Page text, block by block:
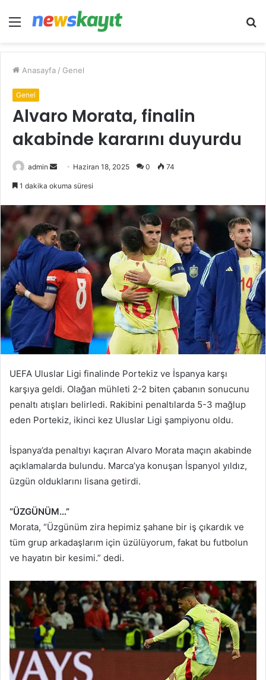
Menü
Anasayfa / Genel
Genel
Alvaro Morata, finalin
akabinde kararını duyurdu
admin
Bir
göndermek
Haziran 18, 2025 0 74
1 dakika okuma süresi
UEFA Uluslar Ligi finalinde Portekiz ve İspanya karşı
karşıya geldi. Olağan mühleti 2-2 biten çabanın sonucunu
penaltı atışları belirledi. Rakibini penaltılarda 5-3 mağlup
eden Portekiz, ikinci kez Uluslar Ligi şampiyonu oldu.
İspanya’da penaltıyı kaçıran Alvaro Morata maçın akabinde
açıklamalarda bulundu. Marca’ya konuşan İspanyol yıldız,
üzgün olduklarını lisana getirdi.
“ÜZGÜNÜM…”
Morata, “Üzgünüm zira hepimiz şahane bir iş çıkardık ve
tüm grup arkadaşlarım için üzülüyorum, fakat bu futbolun
ve hayatın bir kesimi.” dedi.